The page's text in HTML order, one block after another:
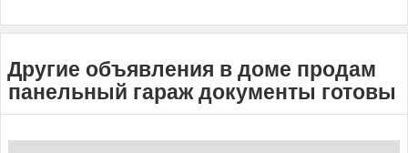
Другие объявления в доме продам
панельный гараж документы готовы